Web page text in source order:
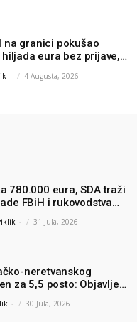
na granici pokušao
eura bez prijave,
kazna
- 4 Augusta, 2026
780.000 eura, SDA traži
FBiH i rukovodstva
- 31 Jula, 2026
neretvanskog
za 5,5 posto: Objavljeni
Ministarstva finansija
- 30 Jula, 2026